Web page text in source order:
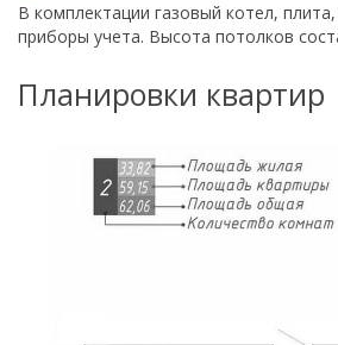
В комплектации газовый котел,
приборы учета. Высота потолков
Планировки квартир